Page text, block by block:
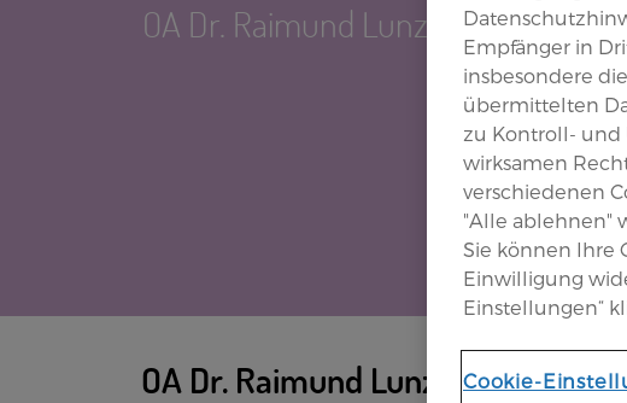
OA Dr. Raimund Lunzer
OA Dr. Raimund Lunzer
Empfänger in
insbesondere
übermittelten
zu Kontroll- und
wirksamen
verschiedenen
"Alle ablehnen"
Sie können Ihre
Einwilligung
Einstellungen“
Cookie-